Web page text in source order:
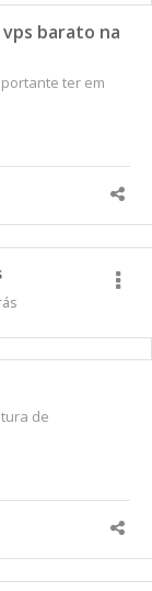
barato na
ter em
de